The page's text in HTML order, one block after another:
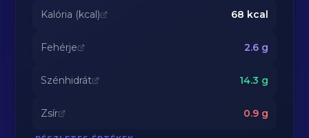
Kalória (kcal) 68 kcal
Fehérje 2.6g
Szénhidrát 14.3 g
Zsír 0.9g